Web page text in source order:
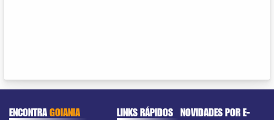
ENCONTRAGOIANIA LINKS RÁPIDOS NOVIDADES POR E-